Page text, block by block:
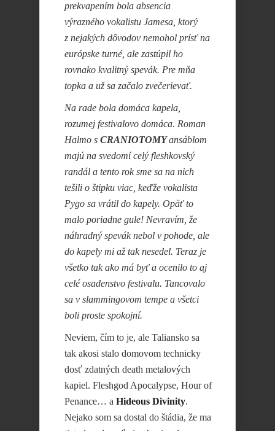
prekvapením bola absencia
výrazného vokalistu Jamesa, ktorý
z nejakých dôvodov nemohol prísť na
európske turné, ale zastúpil ho
rovnako kvalitný spevák. Pre mňa
topka a už sa začalo zvečerievať.
Na rade bola domáca kapela,
rozumej festivalovo domáca. Roman
Halmo s CRANIOTOMYansáblom
majú na svedomí celý fleshkovský
randál a tento rok sme sa na nich
tešili o štipku viac, keďže vokalista
Pygo sa vrátil do kapely. Opäť to
malo poriadne gule! Nevravím, že
náhradný spevák nebol v pohode, ale
do kapely mi až tak nesedel. Teraz je
všetko tak ako má byť a ocenilo to aj
celé osadenstvo festivalu. Tancovalo
sa v slammingovom tempe a všetci
boli proste spokojní.
Neviem, čím to je, ale Taliansko sa
tak akosi stalo domovom technicky
dosť zdatných death metalových
kapiel. Fleshgod Apocalypse, Hour of
Penance… a Hideous Divinity.
Nejako som sa dostal do štádia, že ma